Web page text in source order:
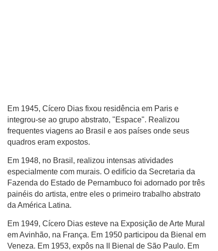
Em 1945, Cícero Dias fixou residência em Paris e
integrou-se ao grupo abstrato, "Espace". Realizou
frequentes viagens ao Brasil e aos países onde seus
quadros eram expostos.
Em 1948, no Brasil, realizou intensas atividades
especialmente com murais. O edifício da Secretaria da
Fazenda do Estado de Pernambuco foi adornado por três
painéis do artista, entre eles o primeiro trabalho abstrato
da América Latina.
Em 1949, Cícero Dias esteve na Exposição de Arte Mural
em Avinhão, na França. Em 1950 participou da Bienal em
Veneza. Em 1953, expôs na II Bienal de São Paulo. Em